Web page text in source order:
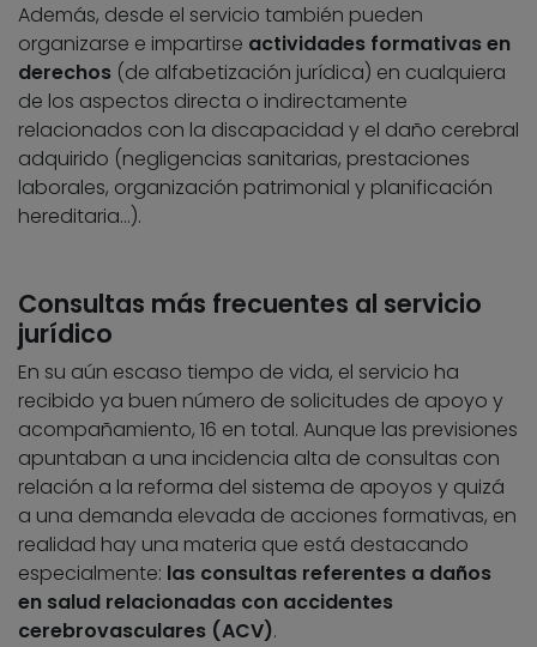
Además, desde el servicio también pueden
organizarse e impartirse actividades formativas en
derechos (de alfabetización jurídica) en cualquiera
de los aspectos directa o indirectamente
relacionados con la discapacidad y el daño cerebral
adquirido (negligencias sanitarias, prestaciones
laborales, organización patrimonial y planificación
hereditaria…).
Consultas más frecuentes al servicio
jurídico
En su aún escaso tiempo de vida, el servicio ha
recibido ya buen número de solicitudes de apoyo y
acompañamiento, 16 en total. Aunque las previsiones
apuntaban a una incidencia alta de consultas con
relación a la reforma del sistema de apoyos y quizá
a una demanda elevada de acciones formativas, en
realidad hay una materia que está destacando
especialmente: las consultas referentes a daños
en salud relacionadas con accidentes
cerebrovasculares (ACV).